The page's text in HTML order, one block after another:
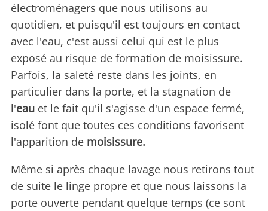
électroménagers que nous utilisons au
quotidien, et puisqu'il est toujours en contact
avec l'eau, c'est aussi celui qui est le plus
exposé au risque de formation de moisissure.
Parfois, la saleté reste dans les joints, en
particulier dans la porte, et la stagnation de
l'eau et le fait qu'il s'agisse d'un espace fermé,
isolé font que toutes ces conditions favorisent
l'apparition de moisissure.
Même si après chaque lavage nous retirons tout
de suite le linge propre et que nous laissons la
porte ouverte pendant quelque temps (ce sont